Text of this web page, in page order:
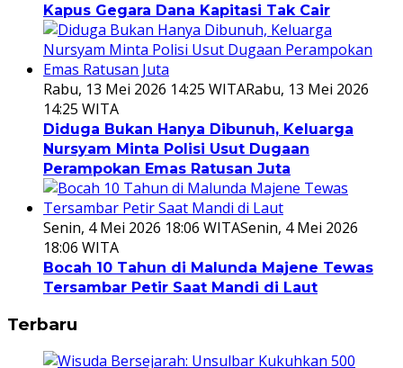
Kapus Gegara Dana Kapitasi Tak Cair
Rabu, 13 Mei 2026 14:25 WITARabu, 13 Mei 2026
14:25 WITA
Diduga Bukan Hanya Dibunuh, Keluarga
Nursyam Minta Polisi Usut Dugaan
Perampokan Emas Ratusan Juta
Senin, 4 Mei 2026 18:06 WITASenin, 4 Mei 2026
18:06 WITA
Bocah 10 Tahun di Malunda Majene Tewas
Tersambar Petir Saat Mandi di Laut
Terbaru